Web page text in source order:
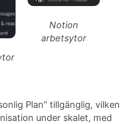
Notion
arbetsytor
Plan” tillgänglig, vilken
under skalet, med